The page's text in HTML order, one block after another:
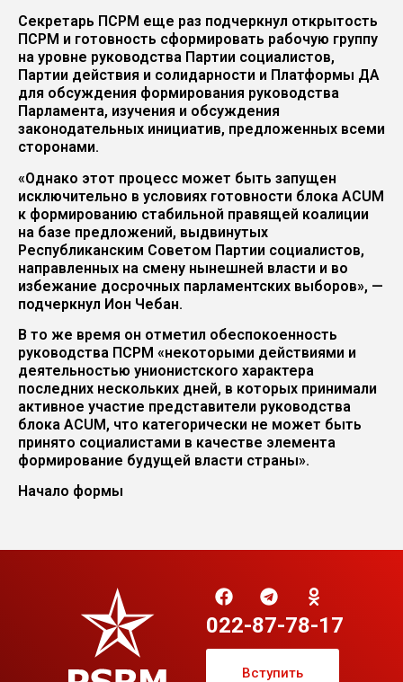
Секретарь ПСРМ еще раз подчеркнул открытость
ПСРМ и готовность сформировать рабочую группу
на уровне руководства Партии социалистов,
Партии действия и солидарности и Платформы ДА
для обсуждения формирования руководства
Парламента, изучения и обсуждения
законодательных инициатив, предложенных всеми
сторонами.
«Однако этот процесс может быть запущен
исключительно в условиях готовности блока ACUM
к формированию стабильной правящей коалиции
на базе предложений, выдвинутых
Республиканским Советом Партии социалистов,
направленных на смену нынешней власти и во
избежание досрочных парламентских выборов», —
подчеркнул Ион Чебан.
В то же время он отметил обеспокоенность
руководства ПСРМ «некоторыми действиями и
деятельностью унионистского характера
последних нескольких дней, в которых принимали
активное участие представители руководства
блока ACUM, что категорически не может быть
принято социалистами в качестве элемента
формирование будущей власти страны».
Начало формы
022-87-78-17
Вступить